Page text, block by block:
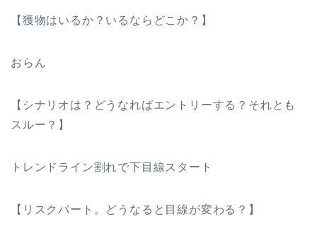
【獲物はいるか？いるならどこか？】
おらん
【シナリオは？どうなればエントリーする？それとも
スルー？】
トレンドライン割れで下目線スタート
【リスクパート。どうなると目線が変わる？】